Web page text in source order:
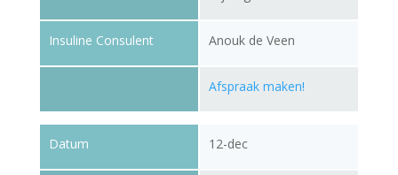
Insuline Consulent Anouk de Veen
Afspraak maken!
Datum 12-dec